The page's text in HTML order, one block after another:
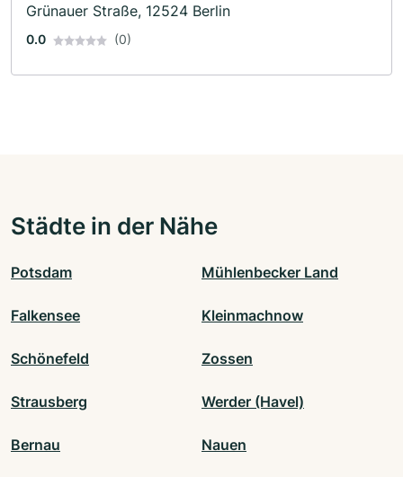
Grünauer Straße, 12524 Berlin
0.0 (0)
Städte in der Nähe
Potsdam Mühlenbecker Land
Falkensee Kleinmachnow
Schönefeld Zossen
Strausberg Werder (Havel)
Bernau Nauen